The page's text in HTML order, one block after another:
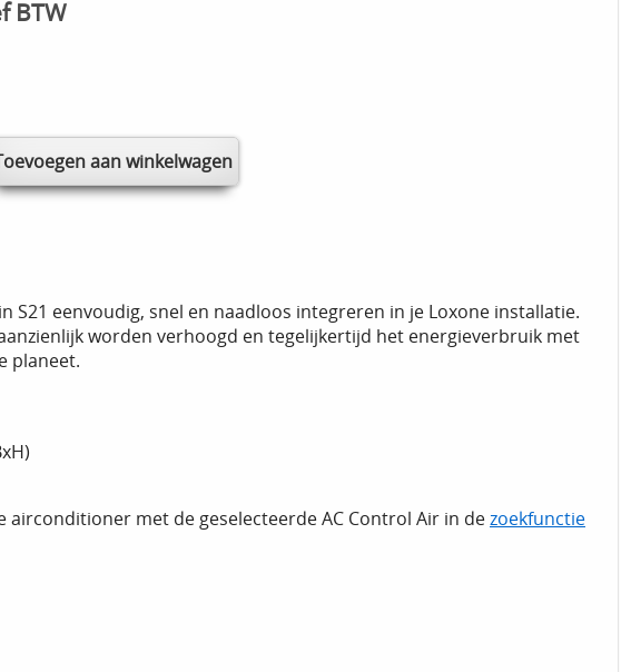
BTW
S21 eenvoudig, snel en naadloos integreren in je Loxone installatie.
worden verhoogd en tegelijkertijd het energieverbruik met
planeet.
met de geselecteerde AC Control Air in dezoekfunctie